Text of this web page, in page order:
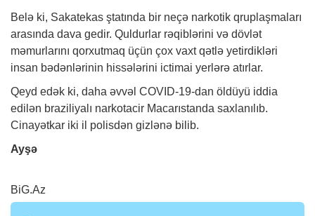
Belə ki, Sakatekas ştatında bir neçə narkotik qruplaşmaları
arasında dava gedir. Quldurlar rəqiblərini və dövlət
məmurlarını qorxutmaq üçün çox vaxt qətlə yetirdikləri
insan bədənlərinin hissələrini ictimai yerlərə atırlar.
Qeyd edək ki, daha əvvəl COVID-19-dan öldüyü iddia
edilən braziliyalı narkotacir Macarıstanda saxlanılıb.
Cinayətkar iki il polisdən gizlənə bilib.
Ayşə
BiG.Az